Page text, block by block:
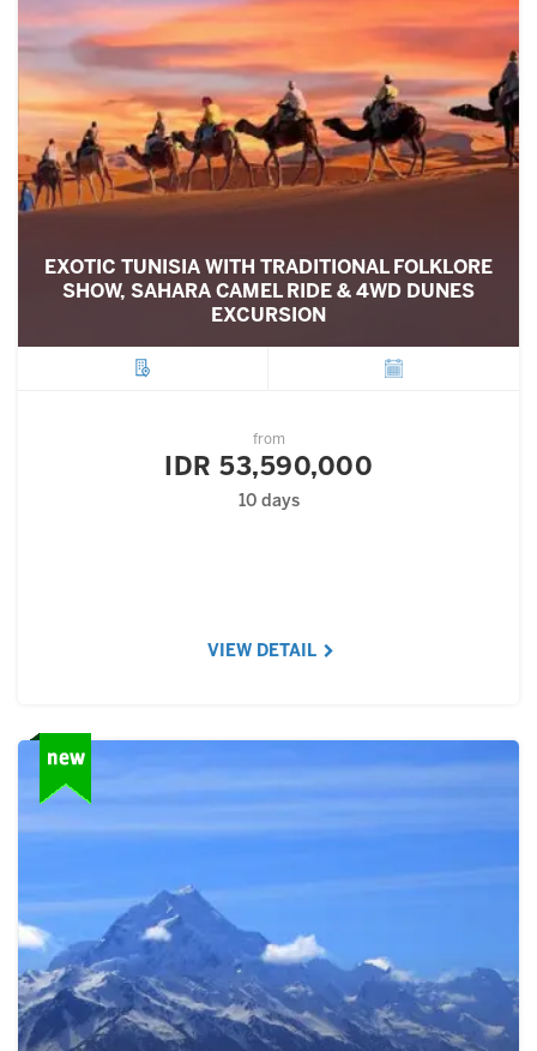
EXOTIC TUNISIA WITH TRADITIONAL FOLKLORE
SHOW, SAHARA CAMEL RIDE & 4WD DUNES
EXCURSION
from
IDR 53,590,000
10 days
VIEW DETAIL